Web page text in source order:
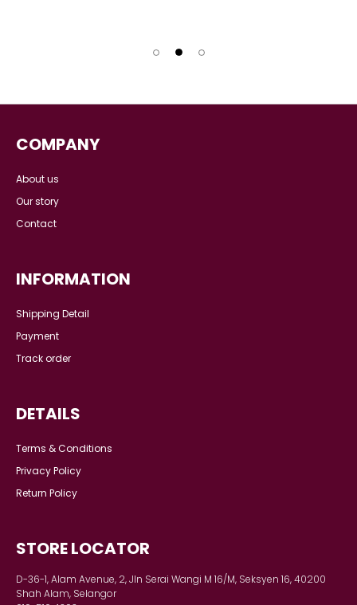
COMPANY
About us
Our story
Contact
INFORMATION
Shipping Detail
Payment
Track order
DETAILS
Terms & Conditions
Privacy Policy
Return Policy
STORE LOCATOR
D-36-1, Alam Avenue, 2, Jln Serai Wangi M 16/M, Seksyen 16, 40200
Shah Alam, Selangor